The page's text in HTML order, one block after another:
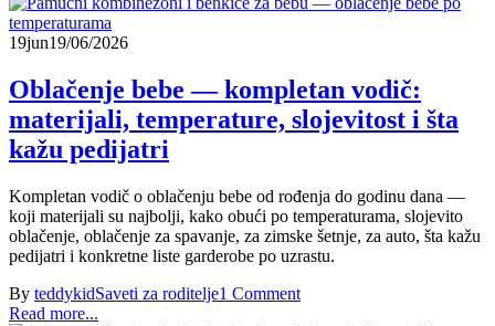
19jun19/06/2026
Oblačenje bebe — kompletan vodič:
materijali, temperature, slojevitost i šta
kažu pedijatri
Kompletan vodič o oblačenju bebe od rođenja do godinu dana —
koji materijali su najbolji, kako obući po temperaturama, slojevito
oblačenje, oblačenje za spavanje, za zimske šetnje, za auto, šta kažu
pedijatri i konkretne liste garderobe po uzrastu.
By teddykidSaveti za roditelje1 Comment
Read more...